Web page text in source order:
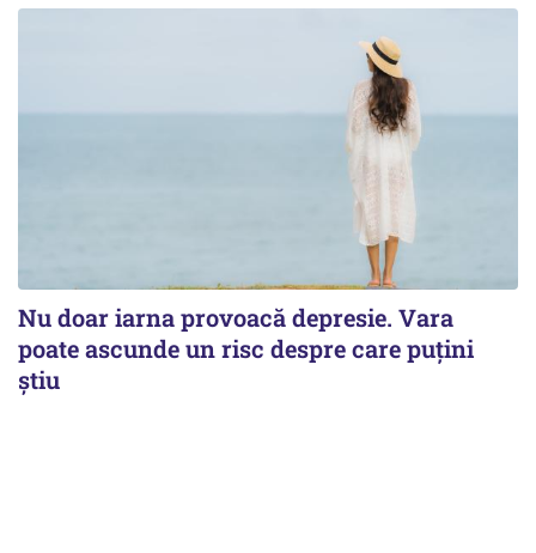
Nu doar iarna provoacă depresie. Vara
poate ascunde un risc despre care puțini
știu